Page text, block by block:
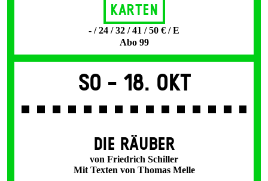
Karten
- / 24 / 32 / 41 / 50 € / E
Abo 99
So - 18. Okt
DIE RÄUBER
von Friedrich Schiller
Mit Texten von Thomas Melle